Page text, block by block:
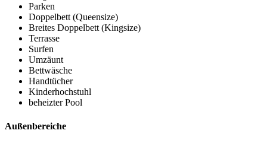
Parken
Doppelbett (Queensize)
Breites Doppelbett (Kingsize)
Terrasse
Surfen
Umzäunt
Bettwäsche
Handtücher
Kinderhochstuhl
beheizter Pool
Außenbereiche